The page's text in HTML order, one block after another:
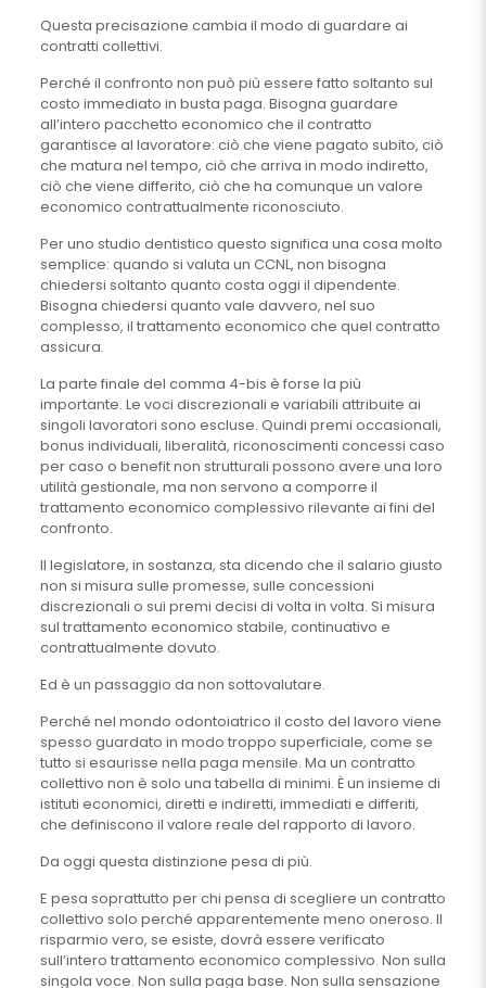
Questa precisazione cambia il modo di guardare ai
contratti collettivi.
Perché il confronto non può più essere fatto soltanto sul
costo immediato in busta paga. Bisogna guardare
all’intero pacchetto economico che il contratto
garantisce al lavoratore: ciò che viene pagato subito, ciò
che matura nel tempo, ciò che arriva in modo indiretto,
ciò che viene differito, ciò che ha comunque un valore
economico contrattualmente riconosciuto.
Per uno studio dentistico questo significa una cosa molto
semplice: quando si valuta un CCNL, non bisogna
chiedersi soltanto quanto costa oggi il dipendente.
Bisogna chiedersi quanto vale davvero, nel suo
complesso, il trattamento economico che quel contratto
assicura.
La parte finale del comma 4-bis è forse la più
importante. Le voci discrezionali e variabili attribuite ai
singoli lavoratori sono escluse. Quindi premi occasionali,
bonus individuali, liberalità, riconoscimenti concessi caso
per caso o benefit non strutturali possono avere una loro
utilità gestionale, ma non servono a comporre il
trattamento economico complessivo rilevante ai fini del
confronto.
Il legislatore, in sostanza, sta dicendo che il salario giusto
non si misura sulle promesse, sulle concessioni
discrezionali o sui premi decisi di volta in volta. Si misura
sul trattamento economico stabile, continuativo e
contrattualmente dovuto.
Ed è un passaggio da non sottovalutare.
Perché nel mondo odontoiatrico il costo del lavoro viene
spesso guardato in modo troppo superficiale, come se
tutto si esaurisse nella paga mensile. Ma un contratto
collettivo non è solo una tabella di minimi. È un insieme di
istituti economici, diretti e indiretti, immediati e differiti,
che definiscono il valore reale del rapporto di lavoro.
Da oggi questa distinzione pesa di più.
E pesa soprattutto per chi pensa di scegliere un contratto
collettivo solo perché apparentemente meno oneroso. Il
risparmio vero, se esiste, dovrà essere verificato
sull’intero trattamento economico complessivo. Non sulla
singola voce. Non sulla paga base. Non sulla sensazione